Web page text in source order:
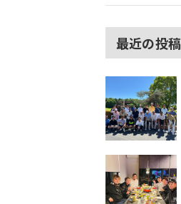
最近の投稿